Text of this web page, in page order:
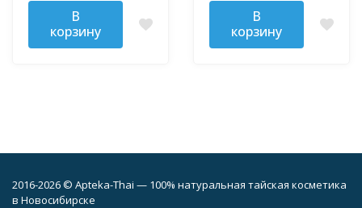
В
корзину
В
корзину
2016-2026 © Apteka-Thai — 100% натуральная тайская косметика
в Новосибирске